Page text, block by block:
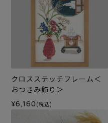
クロスステッチフレーム＜
おつきみ飾り＞
¥6,160 (税込)